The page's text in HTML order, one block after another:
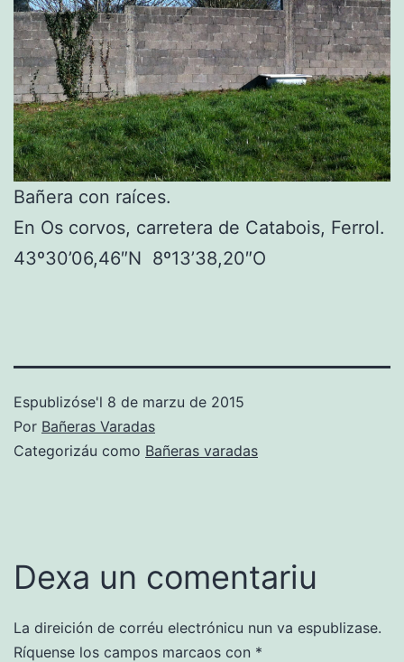
Bañera con raíces.
En Os corvos, carretera de Catabois, Ferrol.
43º30’06,46″N 8º13’38,20″O
Espublizóse'l 8 de marzu de 2015
Por Bañeras Varadas
Categorizáu como Bañeras varadas
Dexa un comentariu
La direición de corréu electrónicu nun va espublizase.
Ríquense los campos marcaos con *